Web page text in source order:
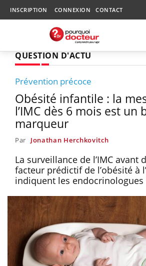
INSCRIPTION CONNEXION CONTACT
QUESTION D'ACTU
Prévention précoce
Obésité infantile : la
l’IMC dès 6 mois est un
marqueur
Par Jonathan Herchkovitch
La surveillance de l’IMC avant
facteur prédictif de l’obésité à
indiquent les endocrinologues